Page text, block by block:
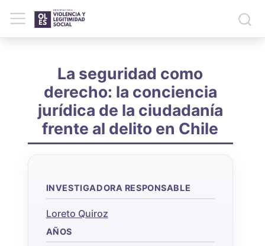
La seguridad como
derecho: la conciencia
jurídica de la ciudadanía
frente al delito en Chile
INVESTIGADORA RESPONSABLE
Loreto Quiroz
AÑOS